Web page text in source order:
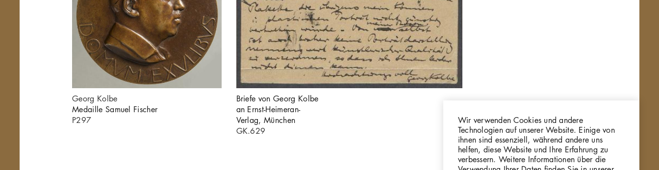
Georg Kolbe
Medaille Samuel Fischer
P297
Briefe von Georg Kolbe
an Ernst-Heimeran-
Verlag, München
GK.629
Wir verwenden Cookies und andere
Technologien auf unserer Website. Einige von
ihnen sind essenziell, während andere uns
helfen, diese Website und Ihre Erfahrung zu
verbessern. Weitere Informationen über die